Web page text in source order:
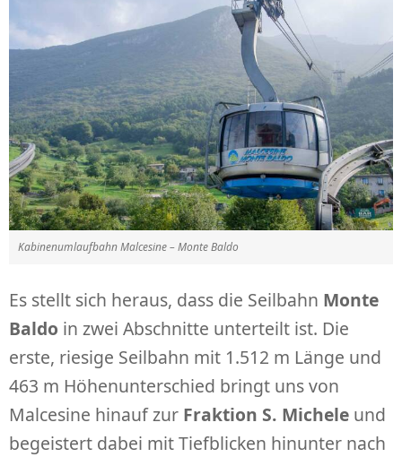
Kabinenumlaufbahn Malcesine – Monte Baldo
Es stellt sich heraus, dass die Seilbahn Monte
Baldo in zwei Abschnitte unterteilt ist. Die
erste, riesige Seilbahn mit 1.512 m Länge und
463 m Höhenunterschied bringt uns von
Malcesine hinauf zur Fraktion S. Michele und
begeistert dabei mit Tiefblicken hinunter nach